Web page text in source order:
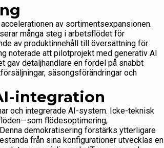
av sortimentsexpansionen.
många steg i arbetsflödet för
av produktinnehåll till översättning för
noterade att pilotprojekt med generativ AI
gav detaljhandlare en fördel på snabbt
säsongsförändringar och
integration
och integrerade AI-system. Icke-teknisk
flödesoptimering,
demokratisering förstärks ytterligare
från sina konfigurationer utvecklas en